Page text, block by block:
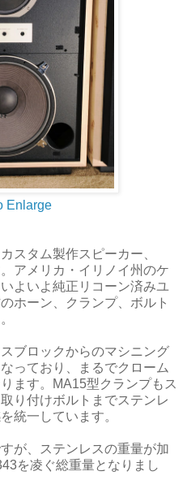
Enlarge
スタム製作スピーカー、
アメリカ・イリノイ州のケ
よいよ純正リコーン済みユ
ホーン、クランプ、ボルト
ブロックからのマシニング
っており、まるでクローム
ます。MA15型クランプもス
り付けボルトまでステンレ
統一しています。
が、ステンレスの重量が加
を凌ぐ総重量となりまし